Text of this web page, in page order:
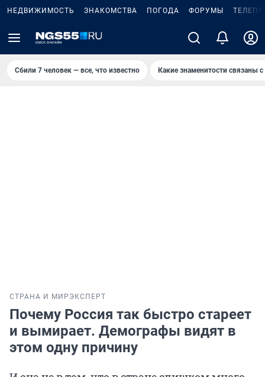
НЕДВИЖИМОСТЬ ЗНАКОМСТВА ПОГОДА ФОРУМЫ
Сбили 7 человек — все, что известно Какие знаменитости связаны
СТРАНА И МИР ЭКСПЕРТ
Почему Россия так быстро стареет
и вымирает. Демографы видят в
этом одну причину